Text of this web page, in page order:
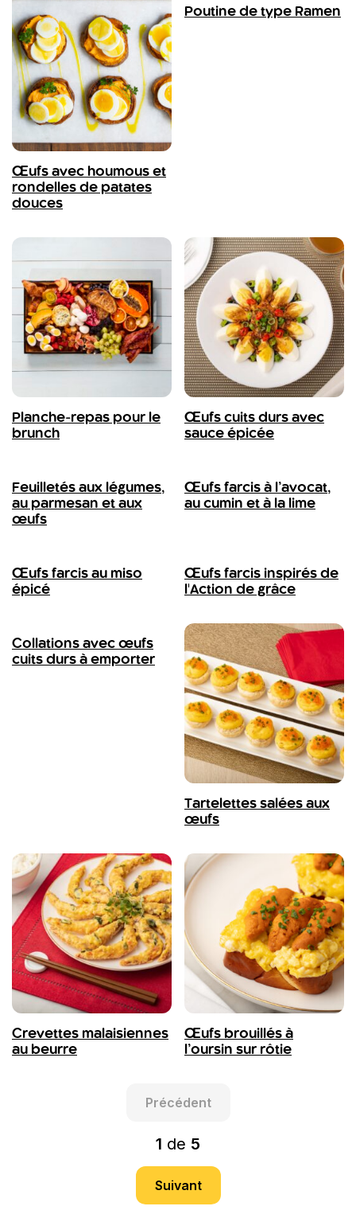
Œufs avec houmous et
rondelles de patates
douces
Poutine de type Ramen
Planche-repas pour le
brunch
Œufs cuits durs avec
sauce épicée
Feuilletés aux légumes,
au parmesan et aux
œufs
Œufs farcis à l’avocat,
au cumin et à la lime
Œufs farcis au miso
épicé
Œufs farcis inspirés de
l'Action de grâce
Collations avec œufs
cuits durs à emporter
Tartelettes salées aux
œufs
Crevettes malaisiennes
au beurre
Œufs brouillés à
l’oursin sur rôtie
Précédent
1 de 5
Suivant